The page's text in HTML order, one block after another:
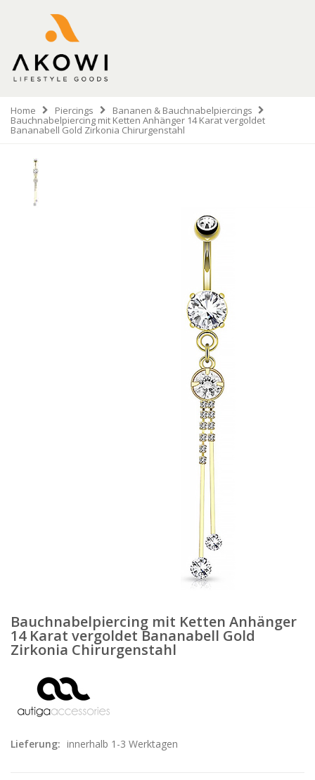
Home Piercings Bananen & Bauchnabelpiercings
Bauchnabelpiercing mit Ketten Anhänger 14 Karat vergoldet
Bananabell Gold Zirkonia Chirurgenstahl
Bauchnabelpiercing mit Ketten Anhänger
14 Karat vergoldet Bananabell Gold
Zirkonia Chirurgenstahl
Lieferung: innerhalb 1-3 Werktagen